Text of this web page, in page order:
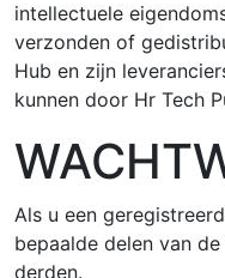
intellectuele
verzonden of
Hub en zijn
kunnen door Hr Tech
Als u een
bepaalde delen van
derden.